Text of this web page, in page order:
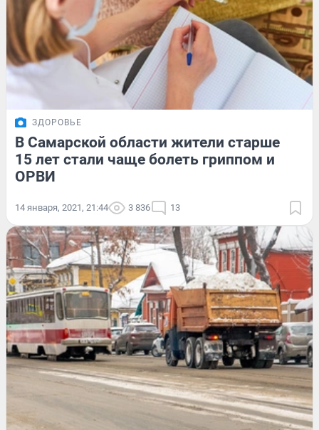
ЗДОРОВЬЕ
В Самарской области жители старше
15 лет стали чаще болеть гриппом и
ОРВИ
14 января, 2021, 21:44 3 836 13